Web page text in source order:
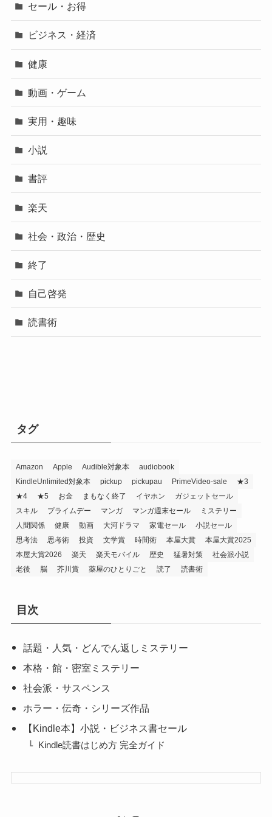
セール・お得
ビジネス・経済
健康
動画・ゲーム
実用・趣味
小説
書評
楽天
社会・政治・歴史
終了
自己啓発
読書術
タグ
Amazon Apple Audible対象本
audiobook
KindleUnlimited対象本
pickup pickupau PrimeVideo-sale
★3
★4
★5 お金 まもなく終了 イヤホン
ガジェットセール
スキル
プライムデー マンガ マンガ週末セール
ミステリー
人間関係
健康 動画 大河ドラマ 家電セール
小説セール
思考法
思考術 投資 文学賞 時間術 本屋大賞
本屋大賞2025
本屋大賞2026
楽天 楽天モバイル 歴史 猛暑対策
社会派小説
老後
脳 芥川賞 薬屋のひとりごと 読了 読書術
目次
話題・人気・どんでん返しミステリー
本格・館・密室ミステリー
社会派・サスペンス
ホラー・伝奇・シリーズ作品
【Kindle本】小説・ビジネス書セール
Kindle読書はじめ方 完全ガイド